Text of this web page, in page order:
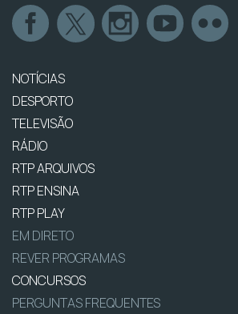
NOTÍCIAS
DESPORTO
TELEVISÃO
RÁDIO
RTP ARQUIVOS
RTP ENSINA
RTP PLAY
EM DIRETO
REVER PROGRAMAS
CONCURSOS
PERGUNTAS FREQUENTES